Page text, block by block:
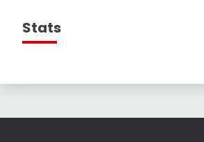
Stats